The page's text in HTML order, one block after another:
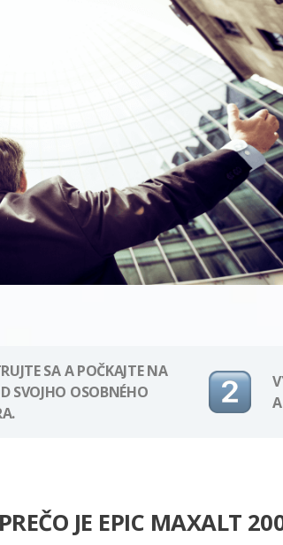
SA A POČKAJTE NA
SVOJHO OSOBNÉHO
PREČO JE EPIC MAXALT